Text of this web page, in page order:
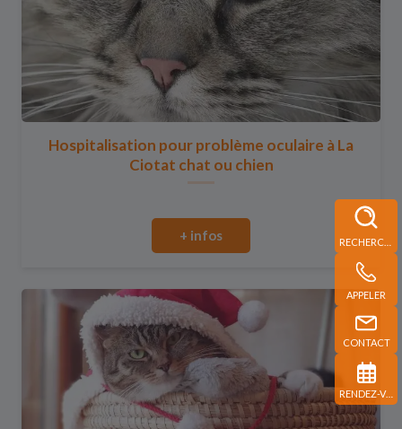
APPELER
CONTACT
RENDEZ-VOUS
Hospitalisation pour problème oculaire à La
Ciotat chat ou chien
+ infos